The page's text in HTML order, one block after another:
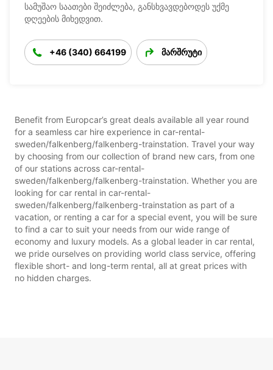
სამუშაო საათები შეიძლება, განსხვავდებოდეს უქმე
დღეების მიხედვით.
+46 (340) 664199 მარშრუტი
Benefit from Europcar’s great deals available all year round
for a seamless car hire experience in car-rental-
sweden/falkenberg/falkenberg-trainstation. Travel your way
by choosing from our collection of brand new cars, from one
of our stations across car-rental-
sweden/falkenberg/falkenberg-trainstation. Whether you are
looking for car rental in car-rental-
sweden/falkenberg/falkenberg-trainstation as part of a
vacation, or renting a car for a special event, you will be sure
to find a car to suit your needs from our wide range of
economy and luxury models. As a global leader in car rental,
we pride ourselves on providing world class service, offering
flexible short- and long-term rental, all at great prices with
no hidden charges.